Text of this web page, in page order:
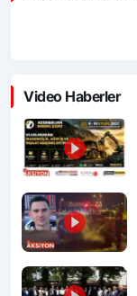
Video Haberler